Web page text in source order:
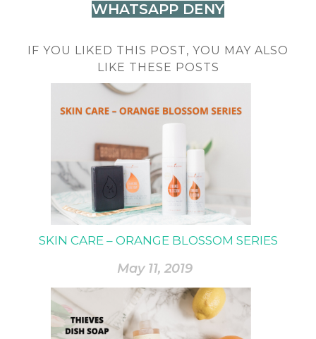
WHATSAPP DENY
IF YOU LIKED THIS POST, YOU MAY ALSO
LIKE THESE POSTS
SKIN CARE – ORANGE BLOSSOM SERIES
May 11, 2019